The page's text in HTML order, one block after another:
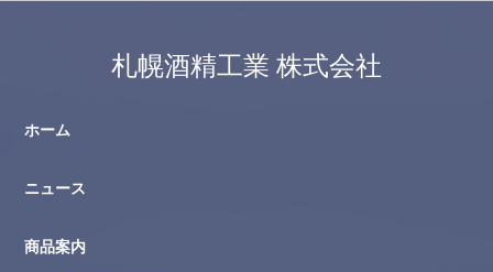
札幌酒精工業 株式会社
ホーム
ニュース
商品案内